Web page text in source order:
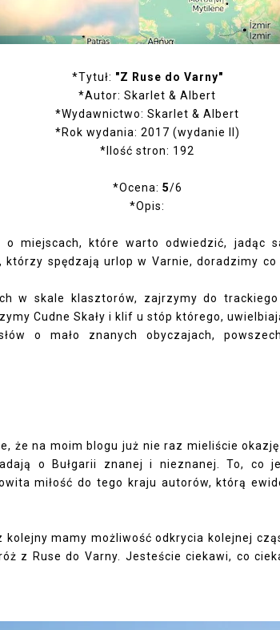
*Tytuł: "Z Ruse do Varny"
*Autor: Skarlet & Albert
*Wydawnictwo: Skarlet & Albert
*Rok wydania: 2017 (wydanie II)
*Ilość stron: 192
*Ocena: 5/6
*Opis:
o miejscach, które warto odwiedzić, jadąc
którzy spędzają urlop w Varnie, doradzimy
w skale klasztorów, zajrzymy do
Cudne Skały i klif u stóp którego,
o mało znanych obyczajach,
że na moim blogu już nie raz mieliście
o Bułgarii znanej i nieznanej. To, co
miłość do tego kraju autorów, którą
kolejny mamy możliwość odkrycia kolejnej
z Ruse do Varny. Jesteście ciekawi, co